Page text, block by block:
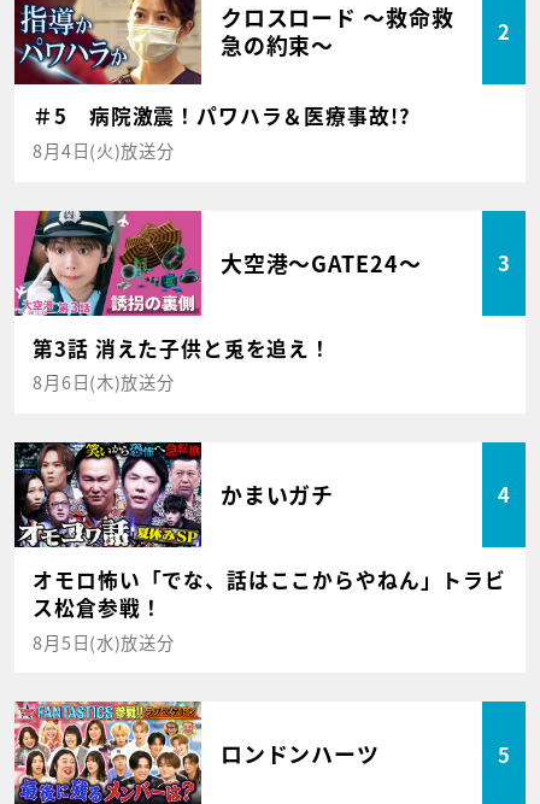
クロスロード ～救命救
急の約束～
2
＃5 病院激震！パワハラ＆医療事故!?
8月4日(火)放送分
大空港～GATE24～ 3
第3話 消えた子供と兎を追え！
8月6日(木)放送分
かまいガチ 4
オモロ怖い「でな、話はここからやねん」トラビ
ス松倉参戦！
8月5日(水)放送分
ロンドンハーツ 5